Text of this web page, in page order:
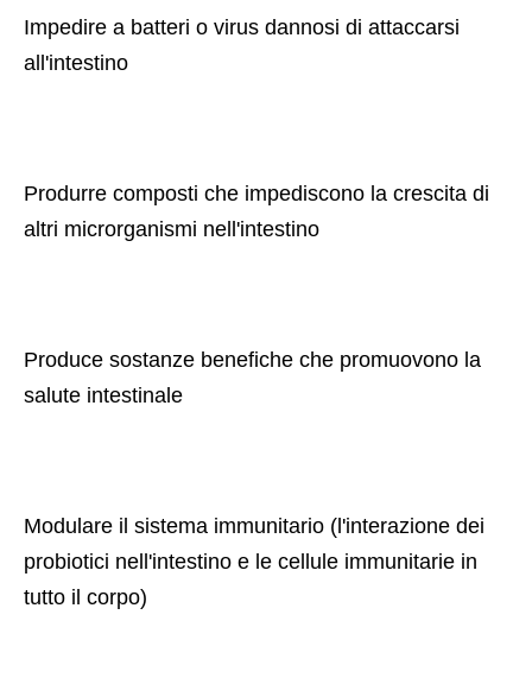
Impedire a batteri o virus dannosi di attaccarsi
all'intestino
Produrre composti che impediscono la crescita di
altri microrganismi nell'intestino
Produce sostanze benefiche che promuovono la
salute intestinale
Modulare il sistema immunitario (l'interazione dei
probiotici nell'intestino e le cellule immunitarie in
tutto il corpo)